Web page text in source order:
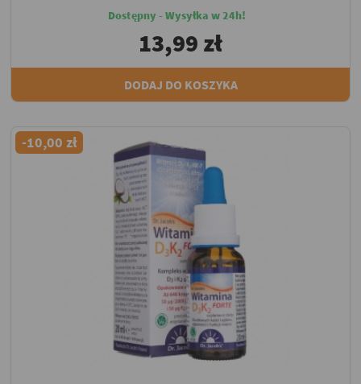
Dostępny - Wysyłka w 24h!
13,99 zł
DODAJ DO KOSZYKA
-10,00 zł